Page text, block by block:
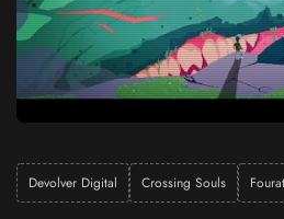
Devolver Digital Crossing Souls